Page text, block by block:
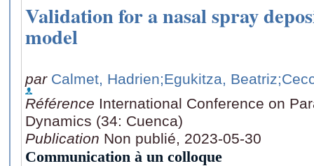
Validation for a nasal spray
model
par Calmet, Hadrien;Egukitza, Beatriz
Référence International Conference on
Dynamics (34: Cuenca)
Publication Non publié, 2023-05-30
Communication à un colloque